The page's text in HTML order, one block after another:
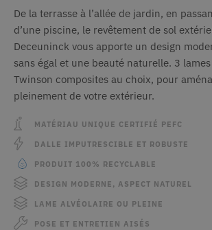
De la terrasse à l’allée de jardin, en
d’une piscine, le revêtement de sol
Deceuninck vous apporte un design
sans égal et une beauté naturelle. 3
Twinson composites au choix, pour
pleinement de votre extérieur.
MATÉRIAU UNIQUE CERTIFIÉ PEFC
DALLE IMPUTRESCIBLE ET ROBUSTE
PRODUIT 100% RECYCLABLE
DESIGN MODERNE, ASPECT NATUREL
LAME ALVÉOLAIRE OU PLEINE
POSE ET ENTRETIEN AISÉS